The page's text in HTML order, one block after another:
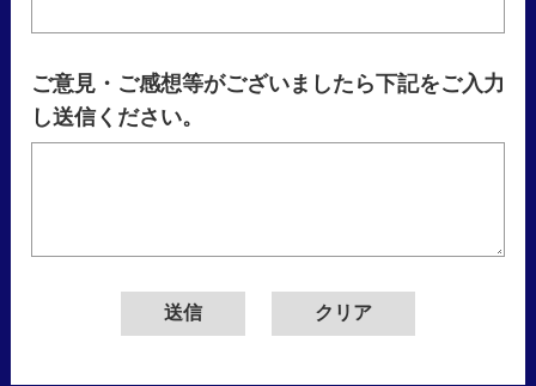
ご意見・ご感想等がございましたら下記をご入力
し送信ください。